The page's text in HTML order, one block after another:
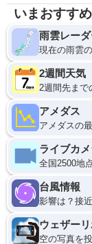
いまおすす
雨雲レー
現在の雨雲
2週間天気
2週間先まで
アメダス
アメダスの
ライブカ
全国2500地
台風情報
影響は？接
ウェザーリ
空の写真を